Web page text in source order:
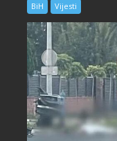
BiH Vijesti